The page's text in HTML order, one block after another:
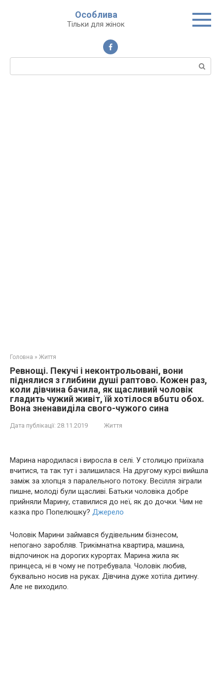
Особлива
Тільки для жінок
Пошук:
Головна » Життя
Ревнощі. Пекyчi і неконтрольованi, вони
піднялися з глибини дyші раптово. Кожен раз,
коли дівчина бачила, як щасливий чоловік
гладить чужий живіт, їй хотілося вбuтu обoх.
Вона знeнaвидiла свого-чужого сина
Дата публікації: 28.11.2019 Життя
Марина народилася і виросла в селі. У столицю приїхала
вчитися, та так тут і залишилася. На другому курсі вийшла
заміж за хлопця з паралельного потоку. Весілля зіграли
пишне, молоді були щасливі. Батьки чоловіка добре
прийняли Марину, ставилися до неї, як до дочки. Чим не
казка про Попелюшку? Джерело
Чоловік Марини займався будівельним бізнесом,
непогано заробляв. Трикімнатна квартира, машина,
відпочинок на дорогих курортах. Марина жила як
принцеса, ні в чому не потребувала. Чоловік любив,
буквально носив на руках. Дівчина дуже хотіла дитину.
Але не виходило.